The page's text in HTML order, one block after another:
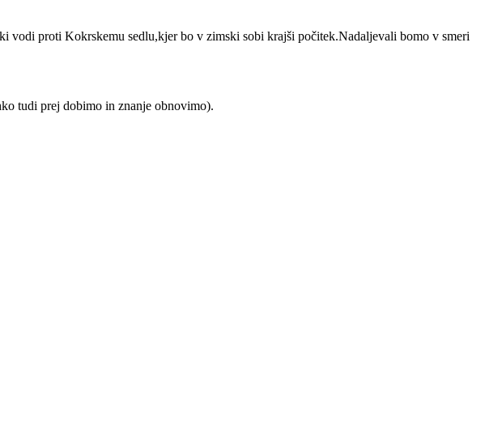
vodi proti Kokrskemu sedlu,kjer bo v zimski sobi krajši počitek.Nadaljevali bomo v smeri
tudi prej dobimo in znanje obnovimo).